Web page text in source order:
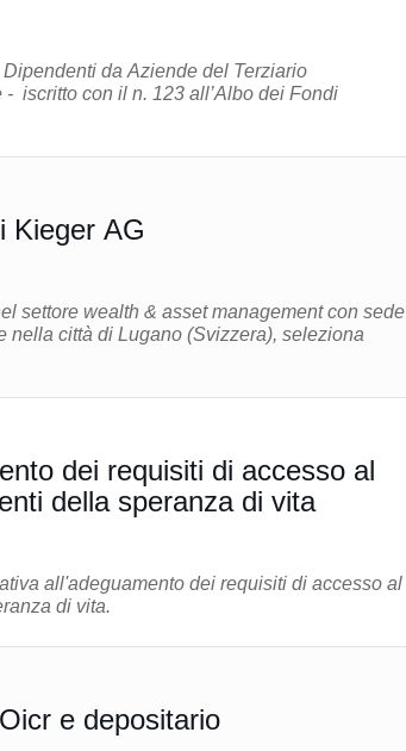
da Aziende del Terziario
iscritto con il n. 123 all’Albo dei Fondi
Kieger AG
settore wealth & asset management con sede
nella città di Lugano (Svizzera), seleziona
dei requisiti di accesso al
della speranza di vita
all'adeguamento dei requisiti di accesso al
di vita.
e depositario